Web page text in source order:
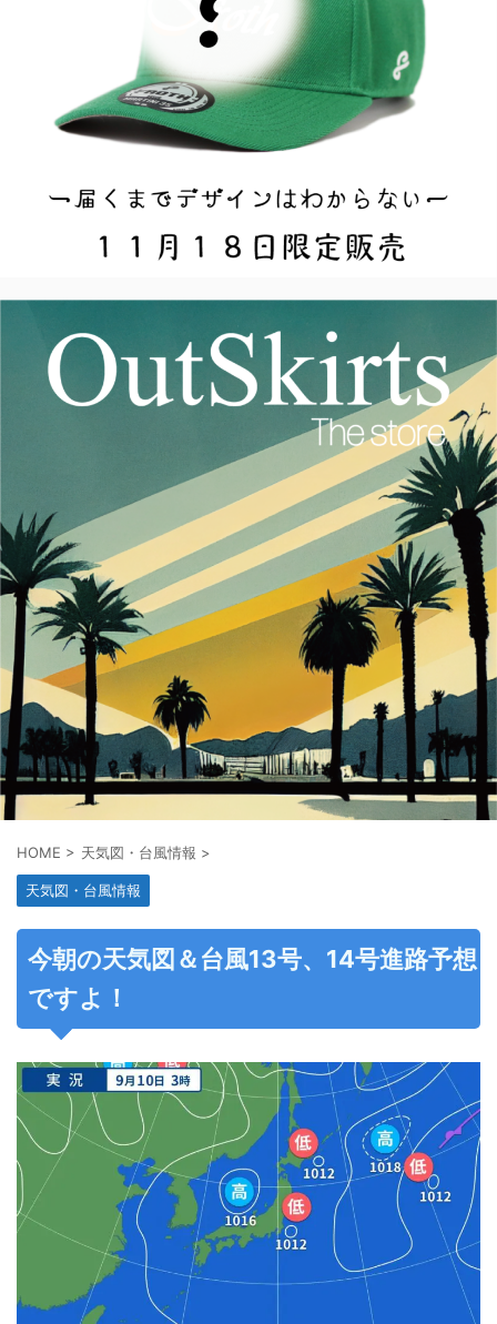
HOME > 天気図・台風情報 >
天気図・台風情報
今朝の天気図＆台風13号、14号進路予想
ですよ！